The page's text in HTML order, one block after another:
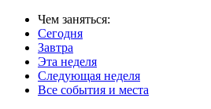
Чем заняться:
Сегодня
Завтра
Эта неделя
Следующая неделя
Все события и места